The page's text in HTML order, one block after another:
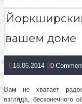
вашем доме
18.06.2014 0
Вам не хватает
взгляда, бесконечного